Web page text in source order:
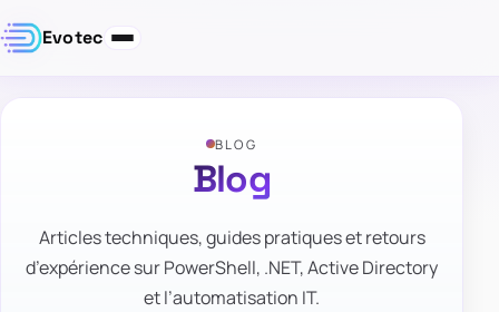
Evotec
BLOG
Blog
Articles techniques, guides pratiques et retours
d’expérience sur PowerShell, .NET, Active Directory
et l’automatisation IT.